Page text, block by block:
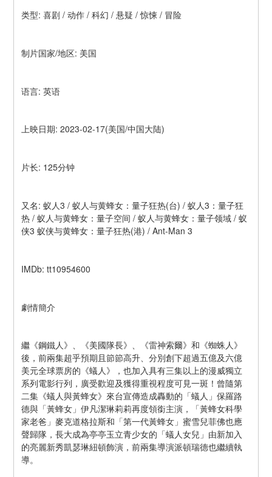
类型: 喜剧 / 动作 / 科幻 / 悬疑 / 惊悚 / 冒险
制片国家/地区: 美国
语言: 英语
上映日期: 2023-02-17(美国/中国大陆)
片长: 125分钟
又名: 蚁人3 / 蚁人与黄蜂女：量子狂热(台) / 蚁人3：量子狂
热 / 蚁人与黄蜂女：量子空间 / 蚁人与黄蜂女：量子领域 / 蚁
侠3 蚁侠与黄蜂女：量子狂热(港) / Ant-Man 3
IMDb: tt10954600
劇情簡介
繼《鋼鐵人》、《美國隊長》、《雷神索爾》和《蜘蛛人》
後，前兩集超乎預期且節節高升、分別創下超過五億及六億
美元全球票房的《蟻人》，也加入具有三集以上的漫威獨立
系列電影行列，廣受歡迎及獲得重視程度可見一斑！曾隨第
二集《蟻人與黃蜂女》來台宣傳造成轟動的「蟻人」保羅路
德與「黃蜂女」伊凡潔琳莉莉再度領銜主演，「黃蜂女科學
家老爸」麥克道格拉斯和「第一代黃蜂女」蜜雪兒菲佛也應
聲歸隊，長大成為亭亭玉立青少女的「蟻人女兒」由新加入
的亮麗新秀凱瑟琳紐頓飾演，前兩集導演派頓瑞德也繼續執
導。